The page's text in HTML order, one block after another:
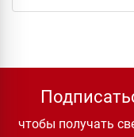
чтобы получать